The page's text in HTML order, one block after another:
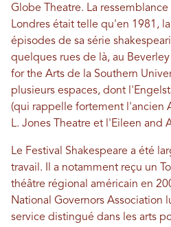
Globe Theatre. La
Londres était telle qu'en 1981,
épisodes de sa série
quelques rues de là, au
for the Arts de la Southern
plusieurs espaces, dont
(qui rappelle fortement l'ancien
L. Jones Theatre et l'Eileen and
Le Festival Shakespeare a été
travail. Il a notamment reçu un
théâtre régional américain en
National Governors Association
service distingué dans les arts